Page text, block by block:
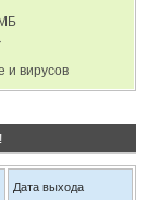
и вирусов
Дата выхода